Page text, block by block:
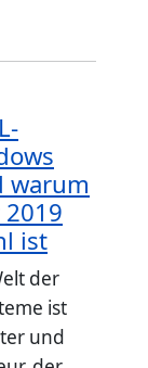
warum
ist
der
ist
und